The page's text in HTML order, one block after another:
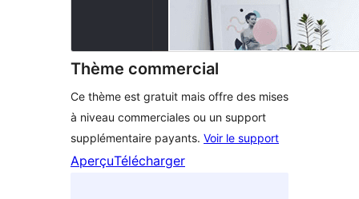
Thème commercial
Ce thème est gratuit mais offre des mises
à niveau commerciales ou un support
supplémentaire payants. Voir le support
AperçuTélécharger